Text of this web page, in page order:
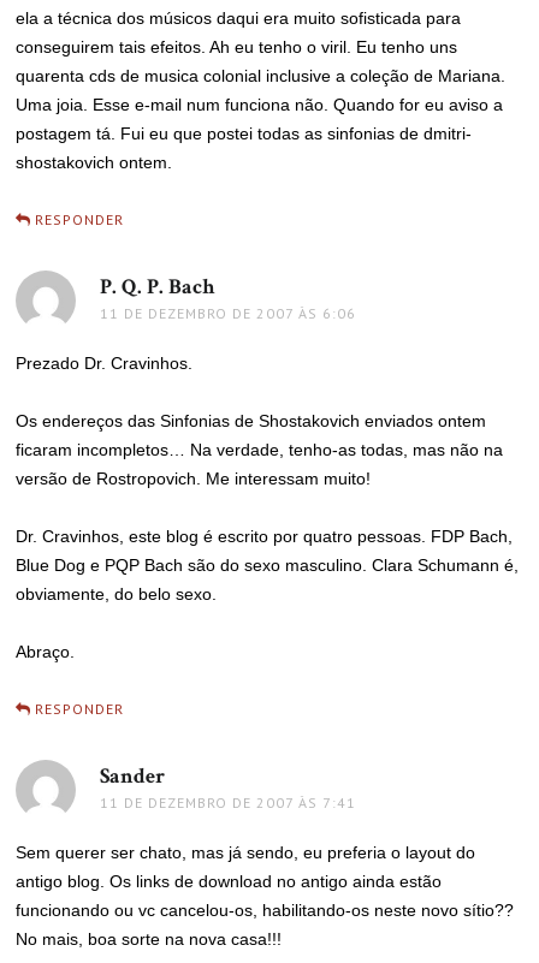
ela a técnica dos músicos daqui era muito sofisticada para
conseguirem tais efeitos. Ah eu tenho o viril. Eu tenho uns
quarenta cds de musica colonial inclusive a coleção de Mariana.
Uma joia. Esse e-mail num funciona não. Quando for eu aviso a
postagem tá. Fui eu que postei todas as sinfonias de dmitri-
shostakovich ontem.
RESPONDER
P. Q. P. Bachdisse:
11 DE DEZEMBRO DE 2007 ÀS 6:06
Prezado Dr. Cravinhos.
Os endereços das Sinfonias de Shostakovich enviados ontem
ficaram incompletos… Na verdade, tenho-as todas, mas não na
versão de Rostropovich. Me interessam muito!
Dr. Cravinhos, este blog é escrito por quatro pessoas. FDP Bach,
Blue Dog e PQP Bach são do sexo masculino. Clara Schumann é,
obviamente, do belo sexo.
Abraço.
RESPONDER
Sander
11 DE DEZEMBRO DE 2007 ÀS 7:41
Sem querer ser chato, mas já sendo, eu preferia o layout do
antigo blog. Os links de download no antigo ainda estão
funcionando ou vc cancelou-os, habilitando-os neste novo sítio??
No mais, boa sorte na nova casa!!!